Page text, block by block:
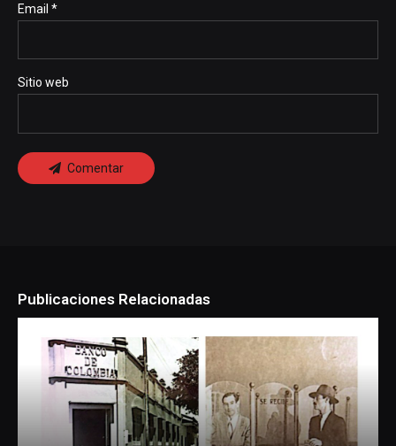
Email *
Sitio web
Comentar
Publicaciones Relacionadas